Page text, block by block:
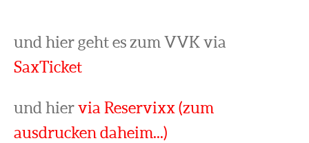
und hier geht es zum VVK via
SaxTicket
und hiervia Reservixx (zum
ausdrucken daheim...)